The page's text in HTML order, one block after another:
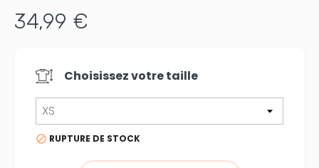
34,99 €
Choisissez votretaille
 RUPTURE DE STOCK